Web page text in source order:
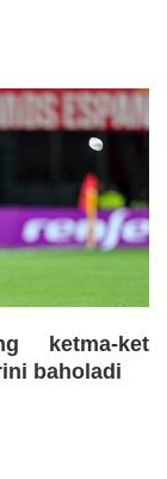
ketma-ket
baholadi